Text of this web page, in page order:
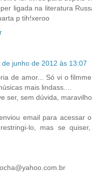
ligada na literatura
p tih!xeroo
de junho de 2012 às 13:07
de amor... Só vi o
mais lindass....
ser, sem dúvida,
email para acessar
lo, mas se